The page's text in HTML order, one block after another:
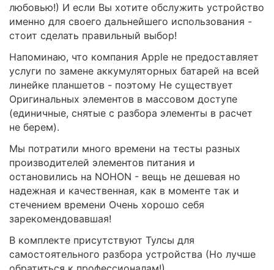
любовью!) И если Вы хотите обслужить устройство
именно для своего дальнейшего использования -
стоит сделать правильный выбор!
Напоминаю, что компания Apple не предоставляет
услуги по замене аккумуляторных батарей на всей
линейке планшетов - поэтому Не существует
Оригинальных элементов в массовом доступе
(единичные, снятые с разбора элементы в расчет
не берем).
Мы потратили много времени на тесты разных
производителей элементов питания и
остановились на NOHON - вещь не дешевая но
надежная и качественная, как в моменте так и
стечением времени Очень хорошо себя
зарекомендовавшая!
В комплекте присутствуют Тулсы для
самостоятельного разбора устройства (Но лучше